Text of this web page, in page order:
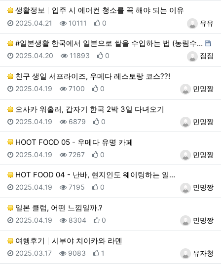
생활정보 입주 시 에어컨 청소를 꼭 해야 되는 이유
등록자유유
등록일
2025.04.21 조회
10111 추천
0
#일본생활 한국에서 일본으로 쌀을 수입하는 법 (농림수…
등록자짐짐
등록일
2025.04.20 조회
11893 추천
0
친구 생일 서프라이즈, 우메다 레스토랑 코스??!
등록자민밍짱
등록일
2025.04.19 조회
7100 추천
0
오사카 워홀러, 갑자기 한국 2박 3일 다녀오기
등록자민밍짱
등록일
2025.04.19 조회
6879 추천
0
HOOT FOOD 05 - 우메다 유명 카페
등록자민밍짱
등록일
2025.04.19 조회
7267 추천
0
HOT FOOD 04 - 난바, 현지인도 웨이팅하는 일…
등록자민밍짱
등록일
2025.04.19 조회
7195 추천
0
일본 클럽, 어떤 느낌일까.?
등록자민밍짱
등록일
2025.04.19 조회
8304 추천
0
여행후기 시부야 치이카와 라멘
등록자유자청
등록일
2025.03.17 조회
9083 추천
1